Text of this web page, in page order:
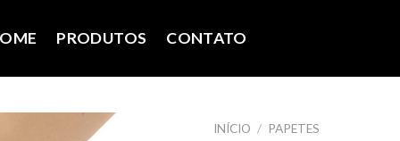
PRODUTOS CONTATO
INÍCIO / PAPETES